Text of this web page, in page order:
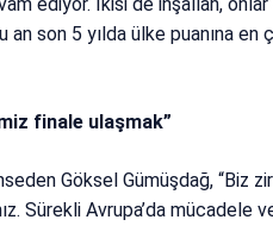
an son 5 yılda ülke puanına
finale ulaşmak”
Göksel Gümüşdağ, “Biz
Sürekli Avrupa’da mücadele